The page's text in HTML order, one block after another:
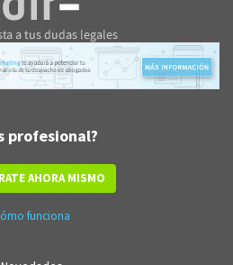
profesional?
AHORA MISMO
funciona